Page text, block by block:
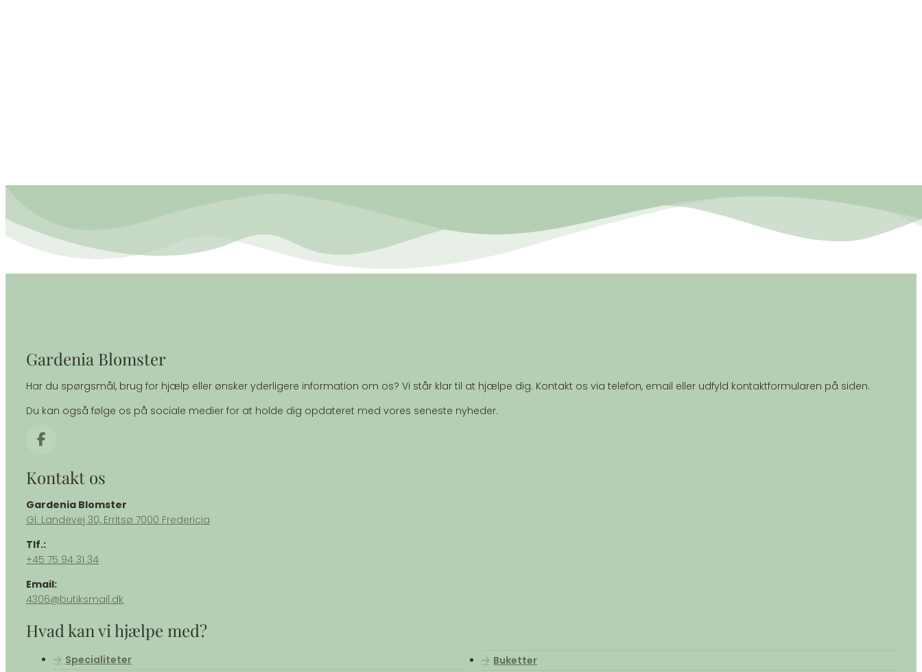
Gardenia Blomster
Har du spørgsmål, brug for hjælp eller ønsker yderligere information om os? Vi står klar til at hjælpe dig. Kontakt os via telefon, email eller udfyld kontaktformularen på siden.
Du kan også følge os på sociale medier for at holde dig opdateret med vores seneste nyheder.
Kontakt os
Gardenia Blomster
​Gl. Landevej 30, Erritsø 7000 Fredericia
Tlf.:
+45 75 94 31 34
Email:
4306@butiksmail.dk
Hvad kan vi hjælpe med?
Specialiteter
Buketter